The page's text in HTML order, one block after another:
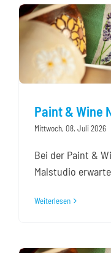
Paint & Wine
Mittwoch, 08. Juli 2026
Bei der Paint &
Malstudio
Weiterlesen